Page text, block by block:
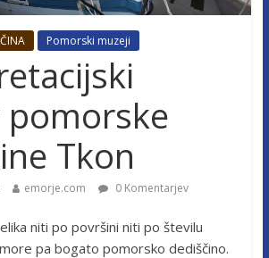
Pomorski muzeji
Tkon
emorje.com 0 Komentarjev
niti po površini niti po številu
pa bogato pomorsko dediščino.